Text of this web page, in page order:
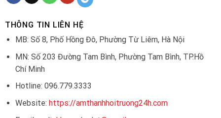
THÔNG TIN LIÊN HỆ
MB: Số 8, Phố Hồng Đô, Phường Từ Liêm, Hà Nội
MN: Số 203 Đường Tam Bình, Phường Tam Bình, TP.Hồ
Chí Minh
Hotline: 096.779.3333
Website: https://amthanhhoitruong24h.com